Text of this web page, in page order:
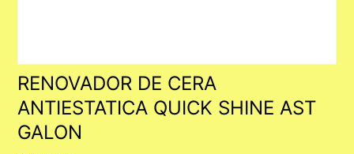
RENOVADOR DE CERA
ANTIESTATICA QUICK SHINE AST
GALON